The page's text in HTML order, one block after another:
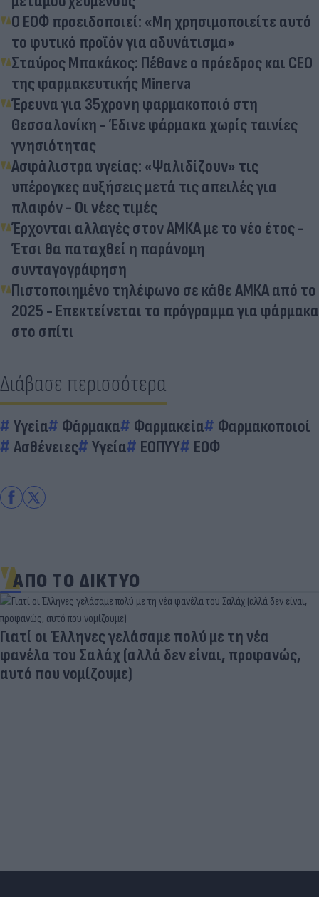
Ο ΕΟΦ προειδοποιεί: «Μη χρησιμοποιείτε αυτό
το φυτικό προϊόν για αδυνάτισμα»
Σταύρος Μπακάκος: Πέθανε ο πρόεδρος και CEO
της φαρμακευτικής Minerva
Έρευνα για 35χρονη φαρμακοποιό στη
Θεσσαλονίκη - Έδινε φάρμακα χωρίς ταινίες
γνησιότητας
Ασφάλιστρα υγείας: «Ψαλιδίζουν» τις
υπέρογκες αυξήσεις μετά τις απειλές για
πλαφόν - Οι νέες τιμές
Έρχονται αλλαγές στον ΑΜΚΑ με το νέο έτος -
Έτσι θα παταχθεί η παράνομη
συνταγογράφηση
Πιστοποιημένο τηλέφωνο σε κάθε ΑΜΚΑ από το
2025 - Επεκτείνεται το πρόγραμμα για φάρμακα
στο σπίτι
Διάβασε περισσότερα
Υγεία Φάρμακα Φαρμακεία
Φαρμακοποιοί
Ασθένειες
Υγεία ΕΟΠΥΥ ΕΟΦ
ΑΠΟ ΤΟ ΔΙΚΤΥΟ
οι Έλληνες γελάσαμε πολύ με τη νέα
του Σαλάχ (αλλά δεν είναι, προφανώς,
νομίζουμε)